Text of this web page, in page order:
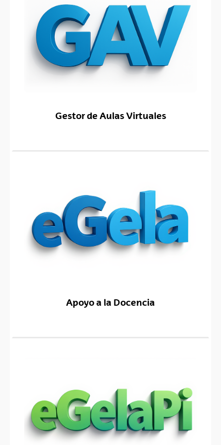
Gestor de Aulas Virtuales
Apoyo a la Docencia